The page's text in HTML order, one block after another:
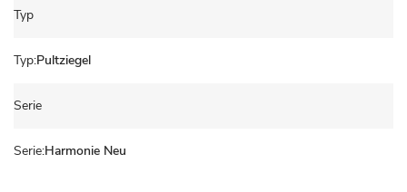
Typ
Pultziegel
Serie
Harmonie Neu